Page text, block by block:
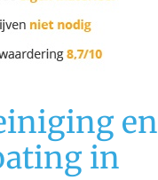
en
in